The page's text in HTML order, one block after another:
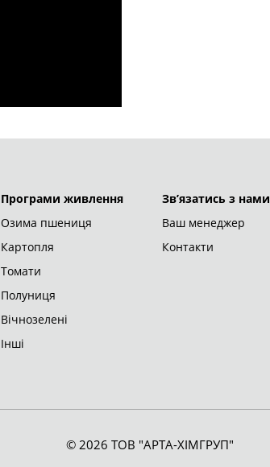
Програми живлення
Озима пшениця
Картопля
Томати
Полуниця
Вічнозелені
Інші
Зв’язатись з нами
Ваш менеджер
Контакти
© 2026 ТОВ "АРТА-ХІМГРУП"